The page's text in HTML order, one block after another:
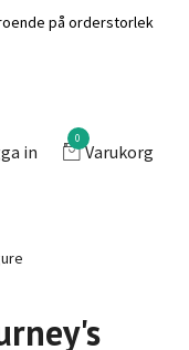
på orderstorlek
in
0
Varukorg